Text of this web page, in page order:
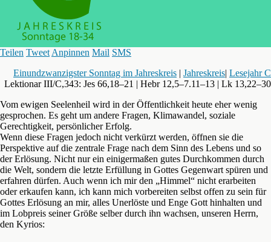
Teilen Tweet Anpinnen Mail SMS
Einundzwanzigster Sonntag im Jahreskreis | Jahreskreis| Lesejahr C
Lektionar III/C,343: Jes 66,18–21 | Hebr 12,5–7.11–13 | Lk 13,22–30
Vom ewigen Seelenheil wird in der Öffentlichkeit heute eher wenig
gesprochen. Es geht um andere Fragen, Klimawandel, soziale
Gerechtigkeit, persönlicher Erfolg.
Wenn diese Fragen jedoch nicht verkürzt werden, öffnen sie die
Perspektive auf die zentrale Frage nach dem Sinn des Lebens und so
der Erlösung. Nicht nur ein einigermaßen gutes Durchkommen durch
die Welt, sondern die letzte Erfüllung in Gottes Gegenwart spüren und
erfahren dürfen. Auch wenn ich mir den „Himmel“ nicht erarbeiten
oder erkaufen kann, ich kann mich vorbereiten selbst offen zu sein für
Gottes Erlösung an mir, alles Unerlöste und Enge Gott hinhalten und
im Lobpreis seiner Größe selber durch ihn wachsen, unseren Herrn,
den Kyrios: